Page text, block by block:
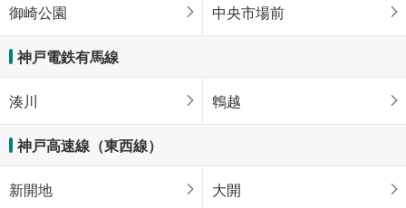
御崎公園 中央市場前
神戸電鉄有馬線
湊川 鵯越
神戸高速線（東西線）
新開地 大開